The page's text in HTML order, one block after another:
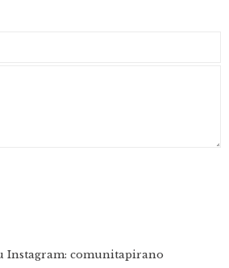
Instagram: comunitapirano